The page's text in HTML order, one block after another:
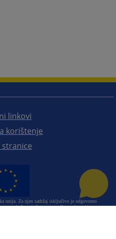
linkovi
korištenje
stranice
unija. Za njen sadržaj isključivo je odgovorno
ne odražava nužno stavove Evropske unije.